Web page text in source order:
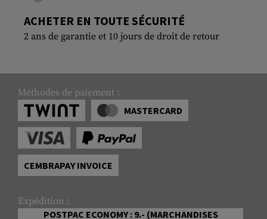
ACHETER EN TOUTE SÉCURITÉ
2 ans de garantie et 10 jours de droit de retour
Méthodes de paiement :
MASTERCARD
CEMBRAPAY INVOICE
Expédition :
POSTPAC ECONOMY : 9.- (MARCHANDISES